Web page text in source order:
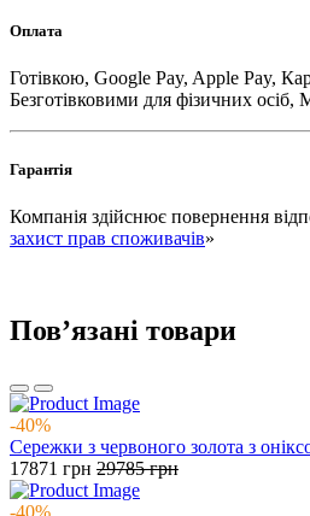
Оплата
Готівкою, Google Pay, Apple Pay,
Безготівковими для фізичних осіб,
Гарантія
Компанія здійснює повернення
захист прав споживачів»
Повʼязані товари
-40%
Сережки з червоного золота з
17871 грн 29785грн
-40%